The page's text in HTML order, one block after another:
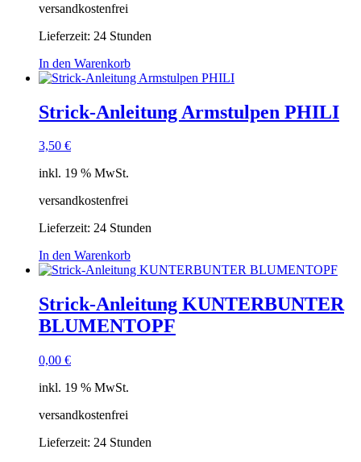
versandkostenfrei
Lieferzeit: 24 Stunden
In den Warenkorb
Strick-Anleitung Armstulpen PHILI
3,50 €
inkl. 19 % MwSt.
versandkostenfrei
Lieferzeit: 24 Stunden
In den Warenkorb
Strick-Anleitung KUNTERBUNTER
BLUMENTOPF
0,00 €
inkl. 19 % MwSt.
versandkostenfrei
Lieferzeit: 24 Stunden